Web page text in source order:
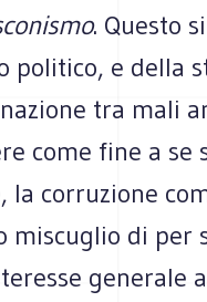
. Questo
politico, e della
tra mali
come fine a se
la corruzione
miscuglio di per
generale